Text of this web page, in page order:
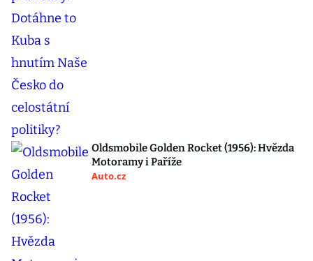
Oldsmobile Golden Rocket (1956): Hvězda
Motoramy i Paříže
Auto.cz